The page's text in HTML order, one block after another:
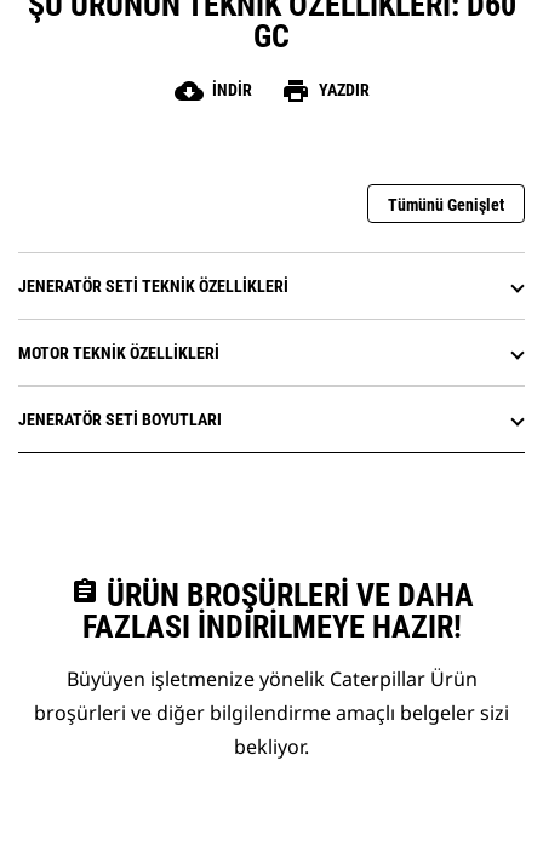
GC
cloud_download İNDIR print YAZDIR
Tümünü Genişlet
JENERATÖR SETI TEKNIK ÖZELLIKLERI
MOTOR TEKNIK ÖZELLIKLERI
JENERATÖR SETI BOYUTLARI
assignment ÜRÜN BROŞÜRLERI VE DAHA
FAZLASI İNDIRILMEYE HAZIR!
Büyüyen işletmenize yönelik Caterpillar Ürün
broşürleri ve diğer bilgilendirme amaçlı belgeler sizi
bekliyor.